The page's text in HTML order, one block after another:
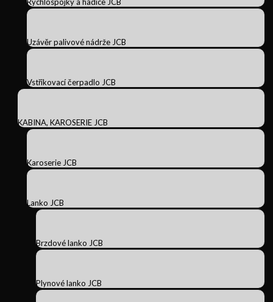
Uzávěr palivové nádrže JCB
Vstřikovací čerpadlo JCB
KABINA, KAROSERIE JCB
Karoserie JCB
Lanko JCB
Brzdové lanko JCB
Plynové lanko JCB